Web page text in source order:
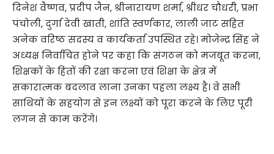
दिनेश वैष्णव, प्रदीप जैन, श्रीनारायण शर्मा, श्रीधर चौधरी, प्रभा
पंचोली, दुर्गा देवी खाती, शांति स्वर्णकार, लाली जाट सहित
अनेक वरिष्ठ सदस्य व कार्यकर्ता उपस्थित रहे। मोजेन्द्र सिंह ने
अध्यक्ष निर्वाचित होने पर कहा कि संगठन को मजबूत करना,
शिक्षकों के हितों की रक्षा करना एवं शिक्षा के क्षेत्र में
सकारात्मक बदलाव लाना उनका पहला लक्ष्य है। वे सभी
साथियों के सहयोग से इन लक्ष्यों को पूरा करने के लिए पूरी
लगन से काम करेंगे।